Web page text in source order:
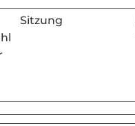
Sitzung